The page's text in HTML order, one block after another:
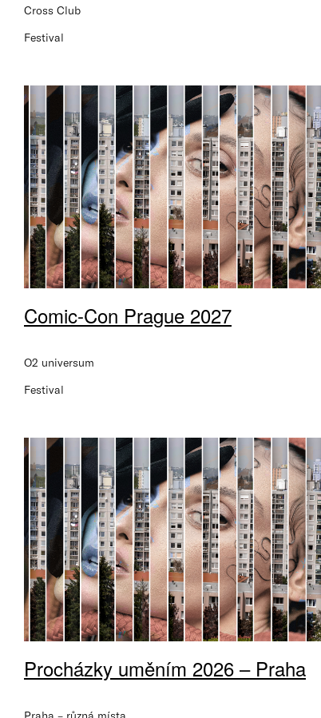
Cross Club
Festival
Comic-Con Prague 2027
O2 universum
Festival
Procházky uměním 2026 – Praha
Praha – různá místa